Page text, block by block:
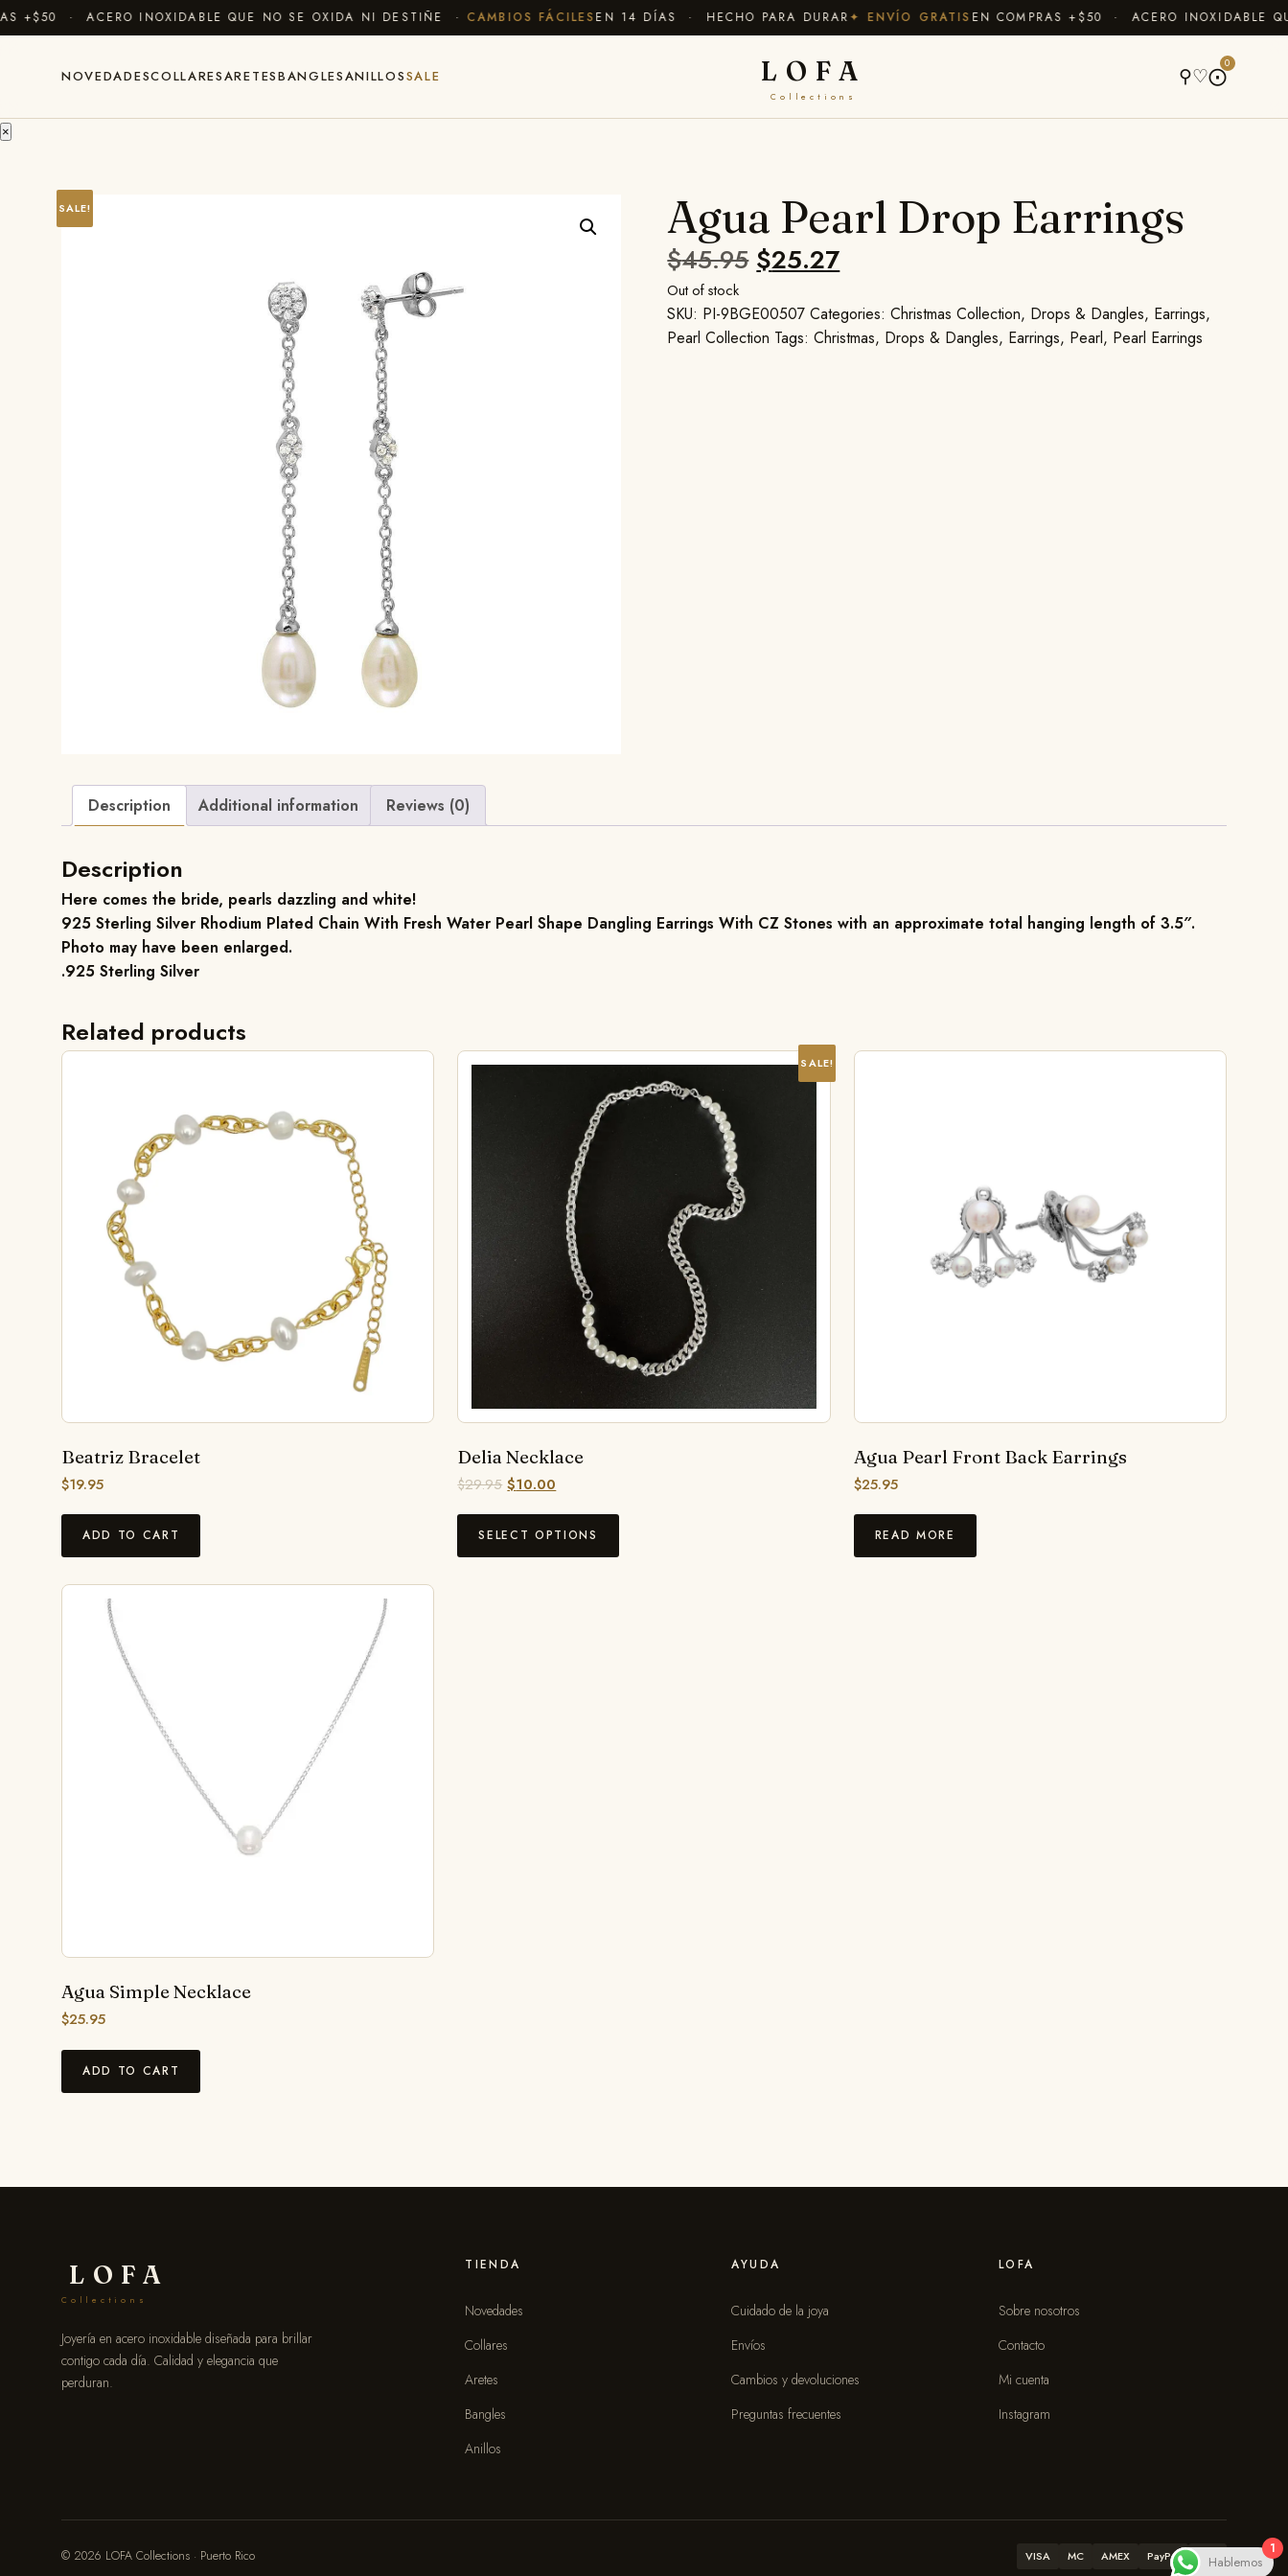
+$50 · ACERO INOXIDABLE QUE NO SE OXIDA NI DESTIÑE · CAMBIOS FÁCILESEN 14 DÍAS · HECHO PARA DURAR✦ ENVÍO GRATISEN COMPRAS +$50 · ACERO INOXIDABLE
NOVEDADESCOLLARESARETESBANGLESANILLOSSALE LOFA
Collections
⚲♡⨀
0
×
SALE! Agua Pearl Drop Earrings
$45.95 $25.27
Out of stock
SKU: PI-9BGE00507 Categories:Christmas Collection, Drops & Dangles, Earrings,
Pearl Collection Tags:Christmas, Drops & Dangles, Earrings, Pearl, Pearl Earrings
Description Additional information Reviews (0)
Description
Here comes the bride, pearls dazzling and white!
925 Sterling Silver Rhodium Plated Chain With Fresh Water Pearl Shape Dangling Earrings With CZ Stones with an approximate total hanging length of 3.5″.
Photo may have been enlarged.
.925 Sterling Silver
Related products
Beatriz Bracelet
$19.95
ADD TO CART
SALE!
Delia Necklace
$29.95 $10.00
SELECT OPTIONS
Agua Pearl Front Back Earrings
$25.95
READ MORE
Agua Simple Necklace
$25.95
ADD TO CART
LOFA
Collections
Joyería en acero inoxidable diseñada para brillar
contigo cada día. Calidad y elegancia que
perduran.
TIENDA
Novedades
Collares
Aretes
Bangles
Anillos
AYUDA
Cuidado de la joya
Envíos
Cambios y devoluciones
Preguntas frecuentes
LOFA
Sobre nosotros
Contacto
Mi cuenta
Instagram
© 2026 LOFA Collections · Puerto Rico VISA MC AMEX PayPal ATH 1
Hablemos